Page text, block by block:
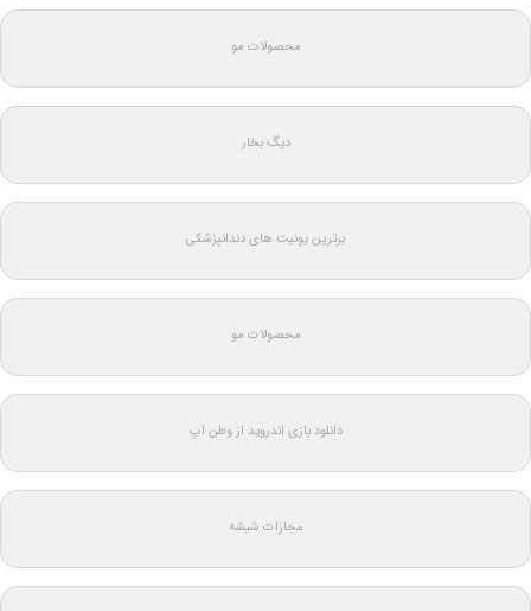
محصولات مو
دیگ بخار
برترین یونیت های دندانپزشکی
محصولات مو
دانلود بازی اندروید از وطن اپ
مجازات شیشه